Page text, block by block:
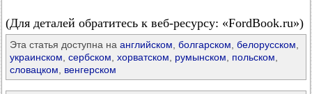
(Для деталей обратитесь к веб-ресурсу: «FordBook.ru»)
Эта статья доступна на английском болгарском белорусском
украинском сербском хорватском румынском польском
словацком
венгерском